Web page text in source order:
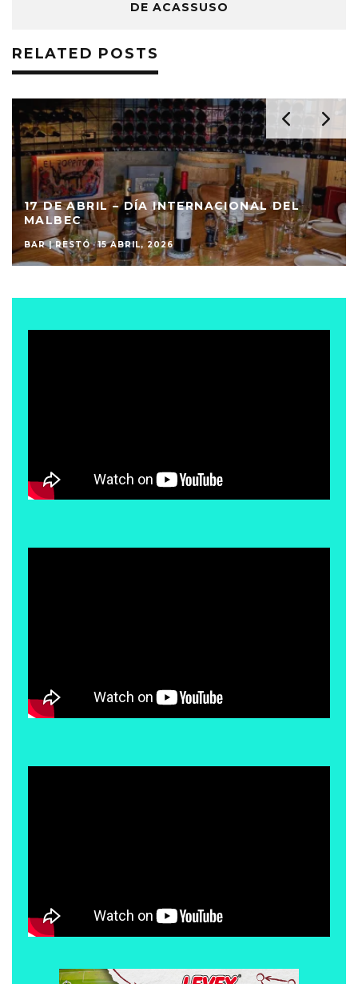
DE ACASSUSO
RELATED POSTS
17 DE ABRIL – DÍA INTERNACIONAL DEL
MALBEC
BAR | RESTÓ · 15 ABRIL, 2026